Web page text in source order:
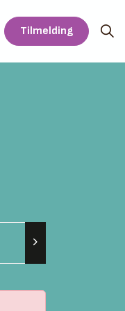
Tilmelding